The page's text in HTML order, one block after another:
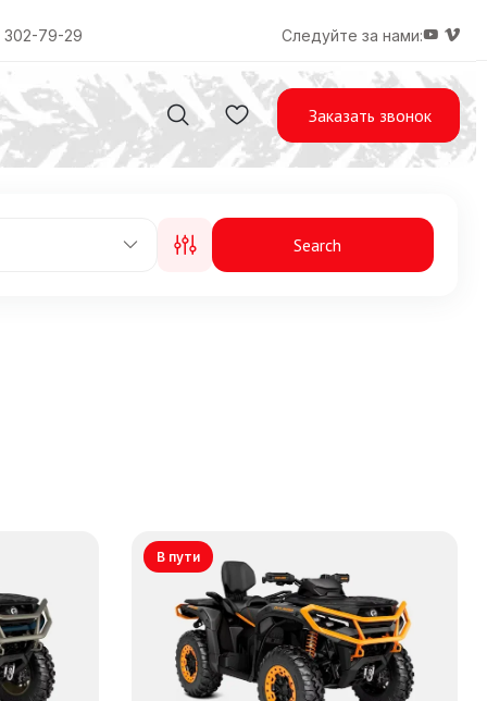
79-29 Следуйте за нами:
Заказать звонок
Search
В пути